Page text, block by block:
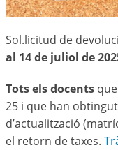
Sol.licitud de
al 14 de juliol de
Tots els docents
25 i que han
d’actualització
el retorn de taxes.